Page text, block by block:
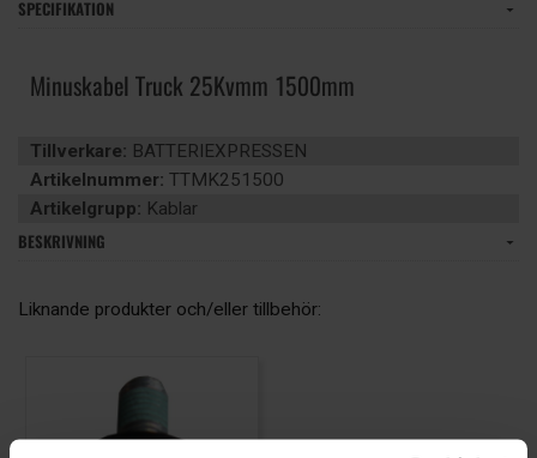
SPECIFIKATION
Minuskabel Truck 25Kvmm 1500mm
Tillverkare: BATTERIEXPRESSEN
Artikelnummer: TTMK251500
Artikelgrupp: Kablar
BESKRIVNING
Liknande produkter och/eller tillbehör: